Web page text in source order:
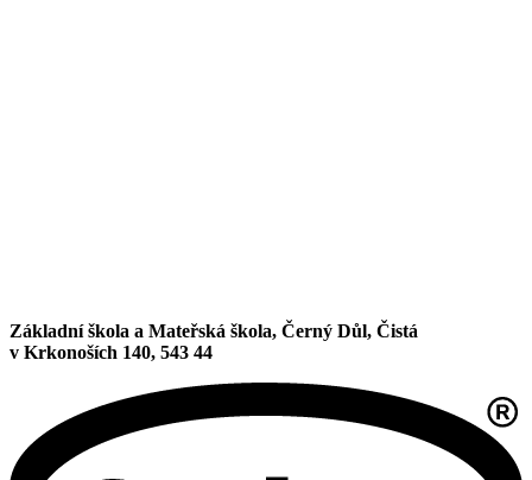
Základní škola a Mateřská škola, Černý Důl, Čistá
v Krkonoších 140, 543 44